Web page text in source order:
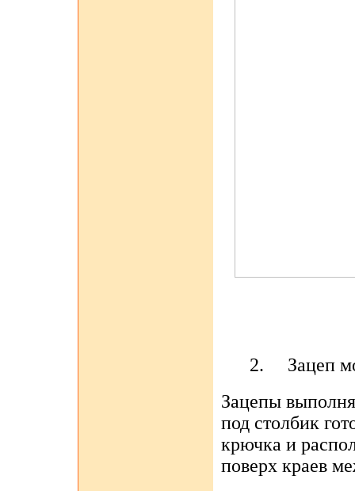
2.
Зацеп
Зацепы
под столбик
крючка и
поверх краев